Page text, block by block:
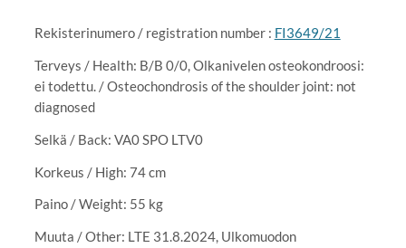
Rekisterinumero / registration number : FI3649/21
Terveys / Health: B/B 0/0, Olkanivelen osteokondroosi:
ei todettu. / Osteochondrosis of the shoulder joint: not
diagnosed
Selkä / Back: VA0 SPO LTV0
Korkeus / High: 74 cm
Paino / Weight: 55 kg
Muuta / Other: LTE 31.8.2024, Ulkomuodon